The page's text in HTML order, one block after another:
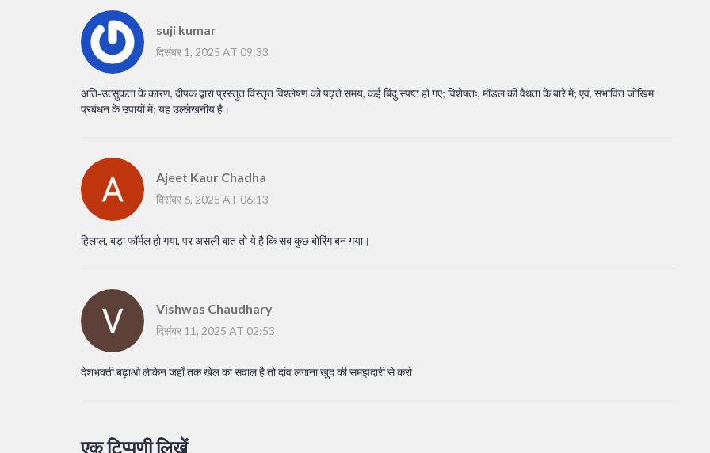
suji kumar
दिसंबर 1, 2025 AT 09:33
अति‑उत्सुकता के कारण, दीपक द्वारा प्रस्तुत विस्तृत विश्लेषण को पढ़ते समय, कई बिंदु स्पष्ट हो गए; विशेषतः, मॉडल की वैधता के बारे में; एवं, संभावित जोखिम
प्रबंधन के उपायों में; यह उल्लेखनीय है।
Ajeet Kaur Chadha
दिसंबर 6, 2025 AT 06:13
हिलाल, बड़ा फॉर्मल हो गया, पर असली बात तो ये है कि सब कुछ बोरिंग बन गया।
Vishwas Chaudhary
दिसंबर 11, 2025 AT 02:53
देशभक्ती बढ़ाओ लेकिन जहाँ तक खेल का सवाल है तो दांव लगाना खुद की समझदारी से करो
एक टिप्पणी लिखें